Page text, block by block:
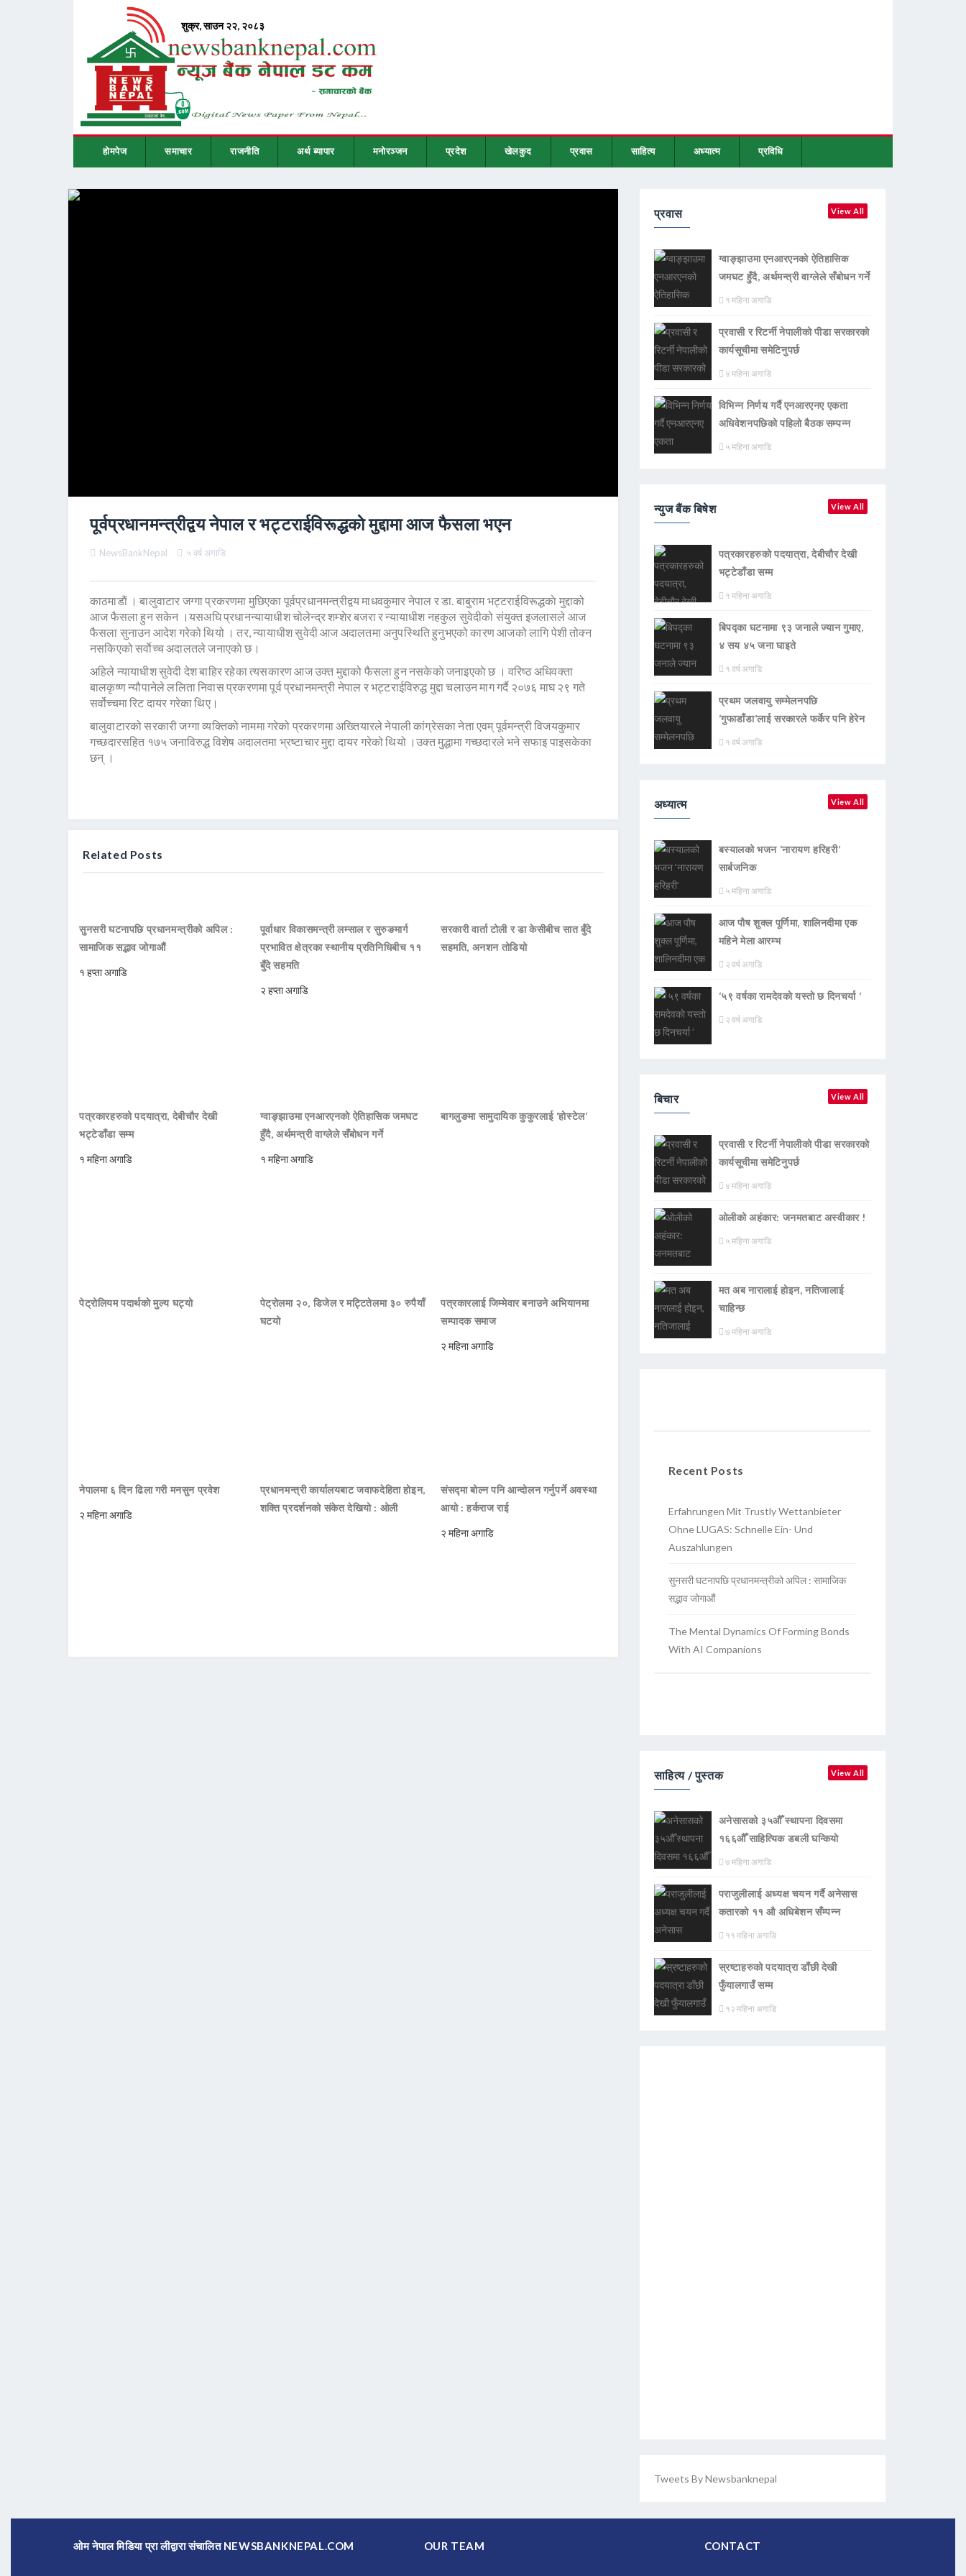
होमपेज समाचार राजनीति अर्थ ब्यापार मनोरञ्जन प्रदेश खेलकुद प्रवास साहित्य अध्यात्म प्रविधि
पूर्वप्रधानमन्त्रीद्वय नेपाल र भट्टराईविरूद्धकाे मुद्दामा आज फैसला भएन
NewsBankNepal ५ वर्ष अगाडि
काठमाडाैं । बालुवाटार जग्गा प्रकरणमा मुछिएका पूर्वप्रधानमन्त्रीद्वय माधवकुमार नेपाल र डा. बाबुराम भट्टराईविरूद्धकाे मुद्दाको
आज फैसला हुन सकेन ।यसअघि प्रधानन्यायाधीश चोलेन्द्र शम्शेर बजरा र न्यायाधीश नहकुल सुवेदीको संयुक्त इजलासले आज
फैसला सुनाउन आदेश गरेको थियो । तर, न्यायाधीश सुवेदी आज अदालतमा अनुपस्थिति हुनुभएको कारण आजको लागि पेशी तोक्न
नसकिएको सर्वाेच्च अदालतले जनाएकाे छ।
अहिले न्यायाधीश सुवेदी देश बाहिर रहेका त्यसकारण आज उक्त मुद्दाको फैसला हुन नसकेकाे जनाइएकाे छ । वरिष्ठ अधिवक्ता
बालकृष्ण न्यौपानेले ललिता निवास प्रकरणमा पूर्व प्रधानमन्त्री नेपाल र भट्टराईविरुद्ध मुद्दा चलाउन माग गर्दै २०७६ माघ २९ गते
सर्वोच्चमा रिट दायर गरेका थिए।
बालुवाटारको सरकारी जग्गा व्यक्तिको नाममा गरेको प्रकरणमा अख्तियारले नेपाली कांग्रेसका नेता एवम् पूर्वमन्त्री विजयकुमार
गच्छदारसहित १७५ जनाविरुद्ध विशेष अदालतमा भ्रष्टाचार मुद्दा दायर गरेको थियो ।उक्त मुद्धामा गच्छदारले भने सफाइ पाइसकेका
छन् ।
Related Posts
सुनसरी घटनापछि प्रधानमन्त्रीको अपिल :
सामाजिक सद्भाव जोगाऔं
१ हप्ता अगाडि
पूर्वाधार विकासमन्त्री लम्साल र सुरुङमार्ग
प्रभावित क्षेत्रका स्थानीय प्रतिनिधिबीच ११
बुँदे सहमति
२ हप्ता अगाडि
सरकारी वार्ता टोली र डा केसीबीच सात बुँदे
सहमति, अनशन तोडियो
पत्रकारहरुको पदयात्रा, देबीचौर देखी
भट्टेडाँडा सम्म
१ महिना अगाडि
ग्वाङ्झाउमा एनआरएनको ऐतिहासिक जमघट
हुँदै, अर्थमन्त्री वाग्लेले सँबोधन गर्ने
१ महिना अगाडि
बागलुङमा सामुदायिक कुकुरलाई ‘होस्टेल’
पेट्रोलियम पदार्थको मुल्य घट्यो
पेट्रोलमा २०, डिजेल र मट्टितेलमा ३० रुपैयाँ
घटयो
पत्रकारलाई जिम्मेवार बनाउने अभियानमा
सम्पादक समाज
२ महिना अगाडि
नेपालमा ६ दिन ढिला गरी मनसुन प्रवेश
२ महिना अगाडि
प्रधानमन्त्री कार्यालयबाट जवाफदेहिता होइन,
शक्ति प्रदर्शनको संकेत देखियो : ओली
संसद्मा बोल्न पनि आन्दोलन गर्नुपर्ने अवस्था
आयो : हर्कराज राई
२ महिना अगाडि
प्रवास View All
ग्वाङ्झाउमा एनआरएनको ऐतिहासिक
जमघट हुँदै, अर्थमन्त्री वाग्लेले सँबोधन गर्ने
१ महिना अगाडि
प्रवासी र रिटर्नी नेपालीको पीडा सरकारको
कार्यसूचीमा समेटिनुपर्छ
४ महिना अगाडि
विभिन्न निर्णय गर्दै एनआरएनए एकता
अधिवेशनपछिको पहिलो बैठक सम्पन्न
५ महिना अगाडि
न्युज बैंक बिषेश View All
पत्रकारहरुको पदयात्रा, देबीचौर देखी
भट्टेडाँडा सम्म
१ महिना अगाडि
बिपद्का घटनामा ९३ जनाले ज्यान गुमाए,
४ सय ४५ जना घाइते
१ वर्ष अगाडि
प्रथम जलवायु सम्मेलनपछि
‘गुफाडाँडा’लाई सरकारले फर्केर पनि हेरेन
१ वर्ष अगाडि
अध्यात्म View All
बस्यालको भजन ‘नारायण हरिहरी’
सार्बजनिक
५ महिना अगाडि
आज पौष शुक्ल पूर्णिमा, शालिनदीमा एक
महिने मेला आरम्भ
२ वर्ष अगाडि
‘५९ वर्षका रामदेवकाे यस्ताे छ दिनचर्या ’
२ वर्ष अगाडि
बिचार View All
प्रवासी र रिटर्नी नेपालीको पीडा सरकारको
कार्यसूचीमा समेटिनुपर्छ
४ महिना अगाडि
ओलीको अहंकार: जनमतबाट अस्वीकार !
५ महिना अगाडि
मत अब नारालाई होइन, नतिजालाई
चाहिन्छ
७ महिना अगाडि
Recent Posts
Erfahrungen Mit Trustly Wettanbieter
Ohne LUGAS: Schnelle Ein- Und
Auszahlungen
सुनसरी घटनापछि प्रधानमन्त्रीको अपिल : सामाजिक
सद्भाव जोगाऔं
The Mental Dynamics Of Forming Bonds
With AI Companions
साहित्य / पुस्तक View All
अनेसासको ३५औँ स्थापना दिवसमा
१६६औँ साहित्यिक डबली घन्कियाे
७ महिना अगाडि
पराजुलीलाई अध्यक्ष चयन गर्दै अनेसास
कतारको ११ औ अधिबेशन सँम्पन्न
११ महिना अगाडि
स्रष्टाहरुको पदयात्रा डाँछी देखी
फुँयालगाउँ सम्म
१२ महिना अगाडि
Tweets By Newsbanknepal
ओम नेपाल मिडिया प्रा लीद्वारा संचालित NEWSBANKNEPAL.COM OUR TEAM CONTACT